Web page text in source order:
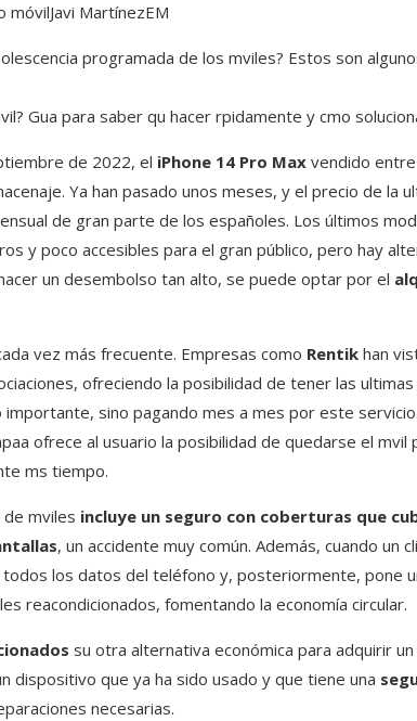
móvilJavi MartínezEM
programada de los mviles? Estos son
Gua para saber qu hacer rpidamente y cmo
de 2022, el iPhone 14 Pro Max vendido entre
Ya han pasado unos meses, y el precio de la
de gran parte de los españoles. Los últimos
y poco accesibles para el gran público, pero hay
un desembolso tan alto, se puede optar por el
vez más frecuente. Empresas como Rentik han
ofreciendo la posibilidad de tener las
sino pagando mes a mes por este
ofrece al usuario la posibilidad de quedarse el mvil
ms tiempo.
mviles incluye un seguro con coberturas que
, un accidente muy común. Además, cuando un
los datos del teléfono y, posteriormente, pone
reacondicionados, fomentando la economía circular.
su otra alternativa económica para adquirir
dispositivo que ya ha sido usado y que tiene una
necesarias.